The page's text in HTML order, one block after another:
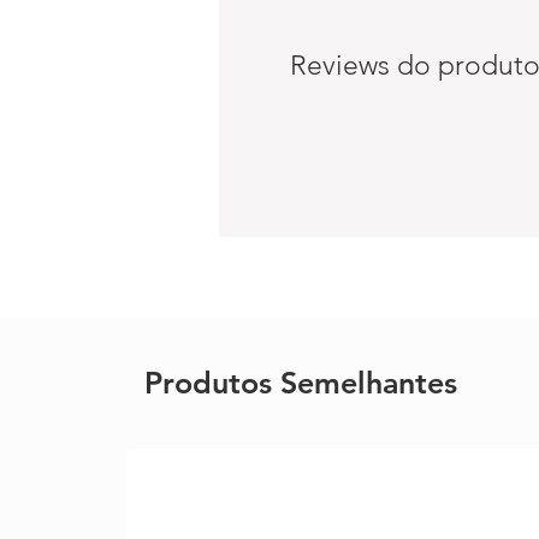
Reviews do produto
Produtos Semelhantes